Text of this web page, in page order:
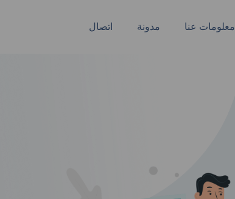
معلومات عنا مدونة اتصال